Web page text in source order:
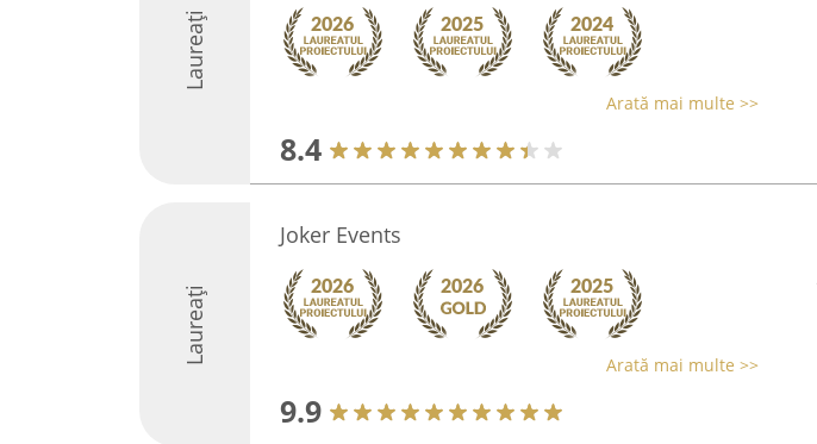
Laureați
Arată mai multe >>
8.4
Laureați
Joker Events
Arată mai multe >>
9.9